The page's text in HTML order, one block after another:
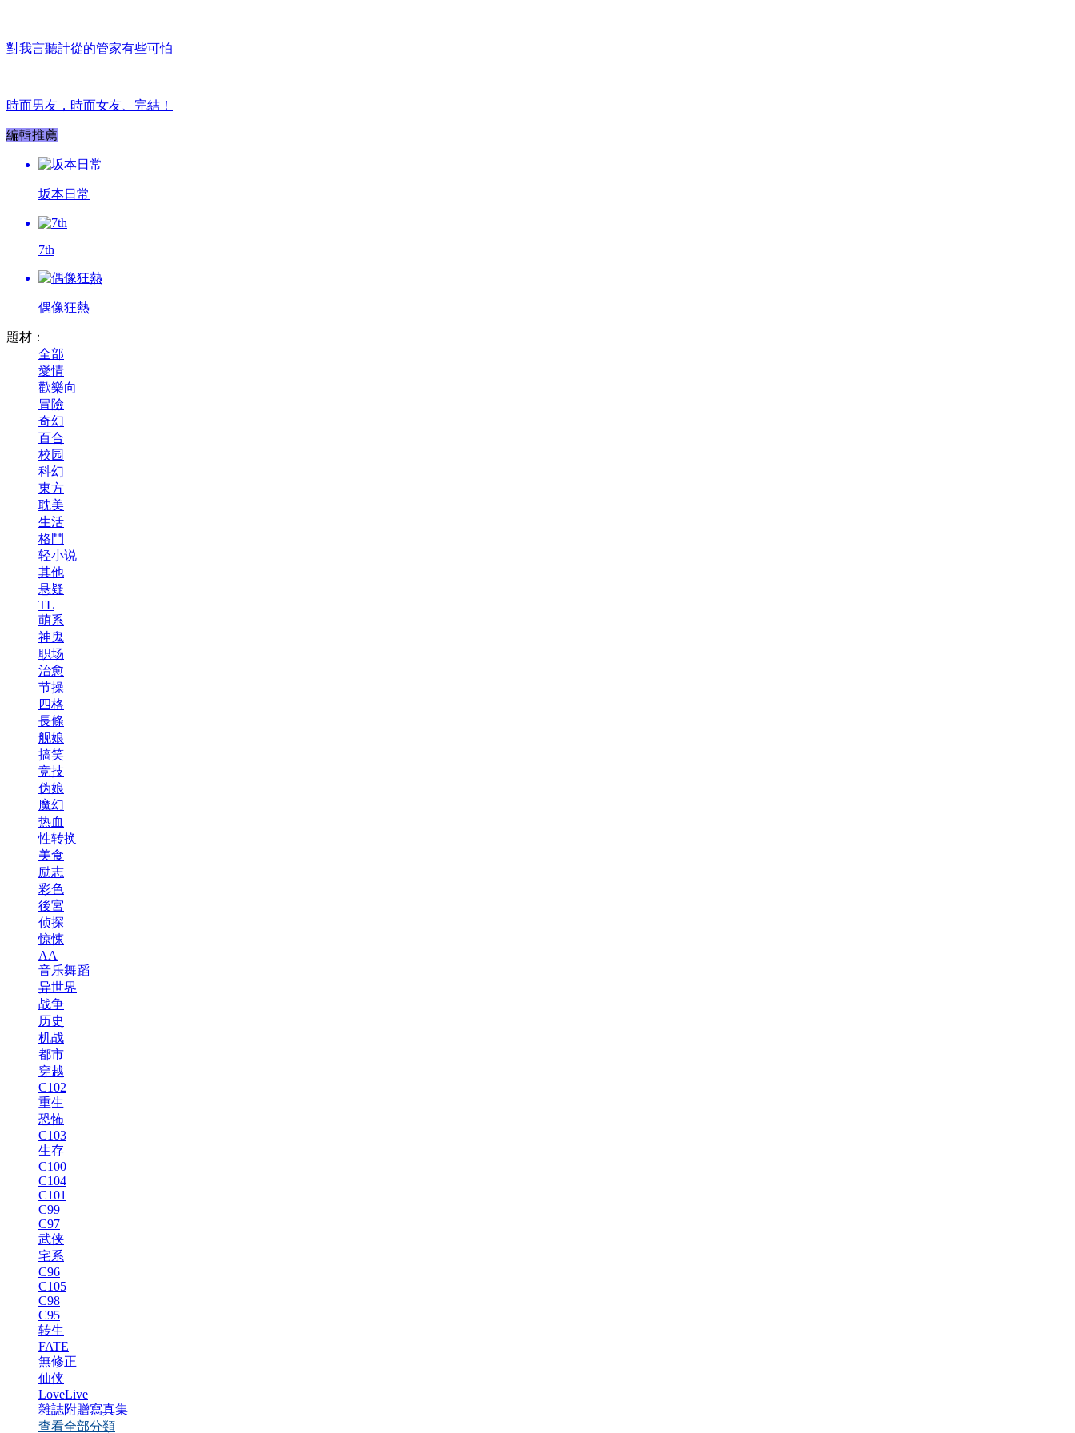
對我言聽計從的管家有些可怕
時而男友，時而女友、完結！
編輯推薦
坂本日常
7th
偶像狂熱
題材：
全部
愛情
歡樂向
冒險
奇幻
百合
校园
科幻
東方
耽美
生活
格鬥
轻小说
其他
悬疑
TL
萌系
神鬼
职场
治愈
节操
四格
長條
舰娘
搞笑
竞技
伪娘
魔幻
热血
性转换
美食
励志
彩色
後宮
侦探
惊悚
AA
音乐舞蹈
异世界
战争
历史
机战
都市
穿越
C102
重生
恐怖
C103
生存
C100
C104
C101
C99
C97
武侠
宅系
C96
C105
C98
C95
转生
FATE
無修正
仙侠
LoveLive
雜誌附贈寫真集
查看全部分類